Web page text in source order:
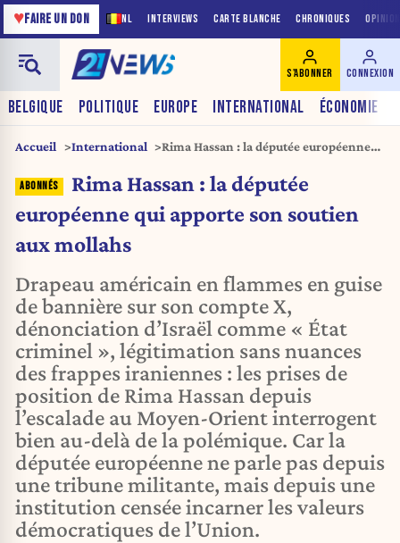
NL INTERVIEWS CARTE BLANCHE CHRONIQUES
♥FAIRE UN DON
BELGIQUE POLITIQUE EUROPE INTERNATIONAL ÉCONOMIE
S'ABONNER CONNEXION
Accueil International
Rima Hassan : la députée européenne
Rima Hassan : la députée
européenne qui apporte son soutien
aux mollahs
Drapeau américain en flammes en guise
de bannière sur son compte X,
dénonciation d’Israël comme « État
criminel », légitimation sans nuances
des frappes iraniennes : les prises de
position de Rima Hassan depuis
l’escalade au Moyen-Orient interrogent
bien au-delà de la polémique. Car la
députée européenne ne parle pas depuis
une tribune militante, mais depuis une
institution censée incarner les valeurs
démocratiques de l’Union.